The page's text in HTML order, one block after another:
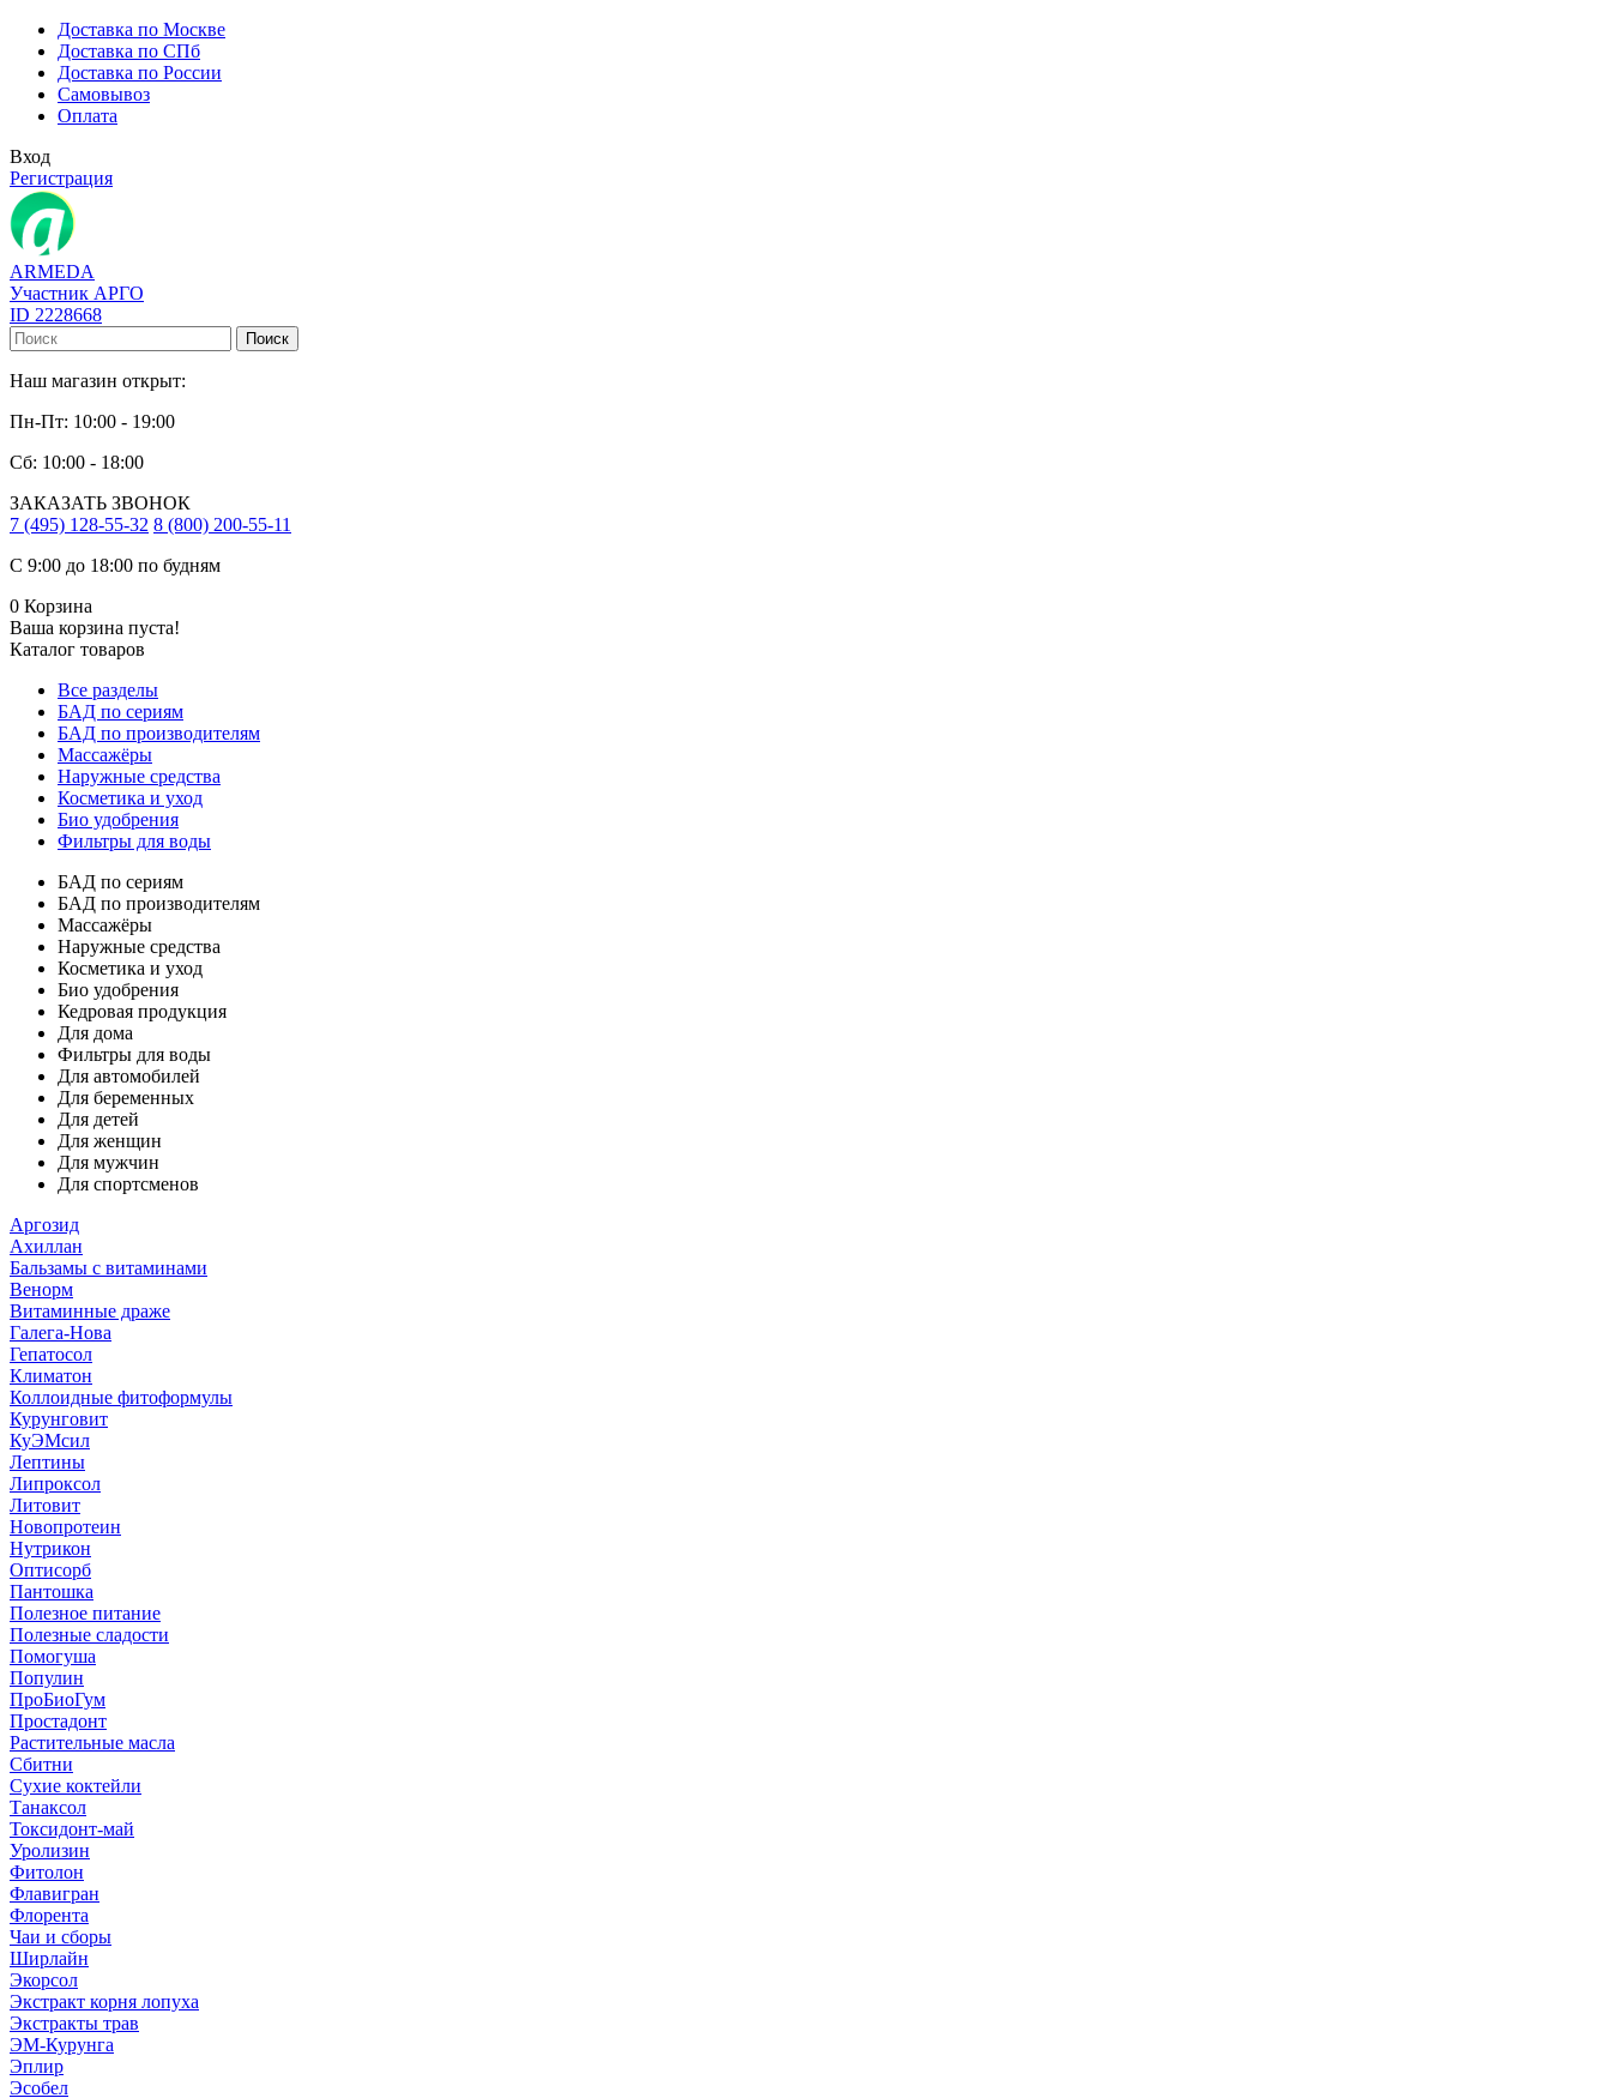
Доставка по Москве
Доставка по СПб
Доставка по России
Самовывоз
Оплата
Вход
Регистрация
ARMEDA
Участник АРГО
ID 2228668
Поиск
Наш магазин открыт:
Пн-Пт: 10:00 - 19:00
Сб: 10:00 - 18:00
ЗАКАЗАТЬ ЗВОНОК
7 (495) 128-55-32 8 (800) 200-55-11
С 9:00 до 18:00 по будням
0 Корзина
Ваша корзина пуста!
Каталог товаров
Все разделы
БАД по сериям
БАД по производителям
Массажёры
Наружные средства
Косметика и уход
Био удобрения
Фильтры для воды
БАД по сериям
БАД по производителям
Массажёры
Наружные средства
Косметика и уход
Био удобрения
Кедровая продукция
Для дома
Фильтры для воды
Для автомобилей
Для беременных
Для детей
Для женщин
Для мужчин
Для спортсменов
Аргозид
Ахиллан
Бальзамы с витаминами
Венорм
Витаминные драже
Галега-Нова
Гепатосол
Климатон
Коллоидные фитоформулы
Курунговит
КуЭМсил
Лептины
Липроксол
Литовит
Новопротеин
Нутрикон
Оптисорб
Пантошка
Полезное питание
Полезные сладости
Помогуша
Популин
ПроБиоГум
Простадонт
Растительные масла
Сбитни
Сухие коктейли
Танаксол
Токсидонт-май
Уролизин
Фитолон
Флавигран
Флорента
Чаи и сборы
Ширлайн
Экорсол
Экстракт корня лопуха
Экстракты трав
ЭМ-Курунга
Эплир
Эсобел